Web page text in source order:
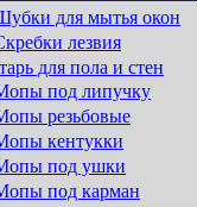
для мытья окон
лезвия
для пола и стен
под липучку
резьбовые
кентукки
под ушки
под карман